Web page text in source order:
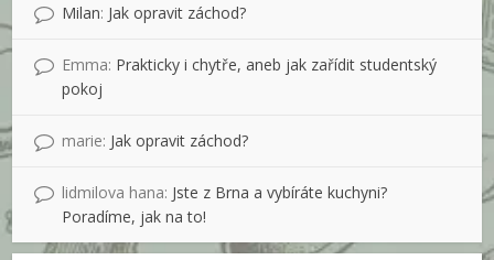
Milan: Jak opravit záchod?
Emma: Prakticky i chytře, aneb jak zařídit studentský
pokoj
marie: Jak opravit záchod?
lidmilova hana: Jste z Brna a vybíráte kuchyni?
Poradíme, jak na to!